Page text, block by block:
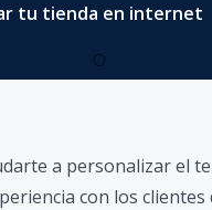
tu tienda en internet
a personalizar el
con los clientes